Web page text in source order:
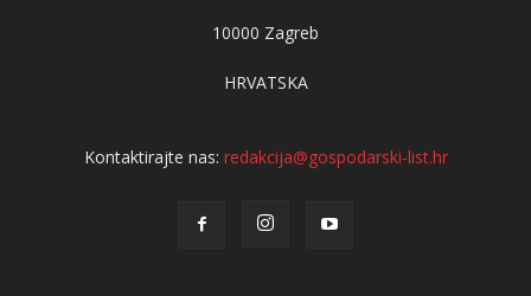
10000 Zagreb
HRVATSKA
Kontaktirajte nas: redakcija@gospodarski-list.hr